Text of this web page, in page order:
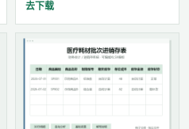
去下载